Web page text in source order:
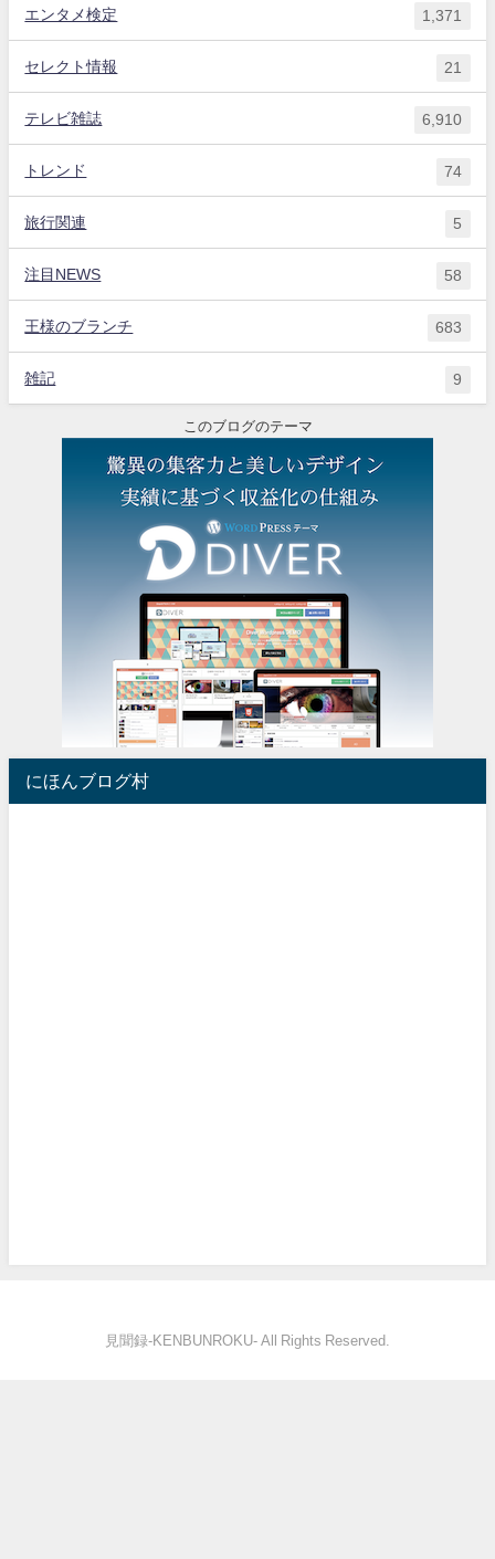
エンタメ検定 1,371
セレクト情報 21
テレビ雑誌 6,910
トレンド 74
旅行関連 5
注目NEWS 58
王様のブランチ 683
雑記 9
このブログのテーマ
にほんブログ村
見聞録‐KENBUNROKU- All Rights Reserved.